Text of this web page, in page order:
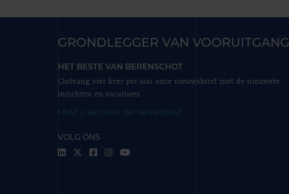
GRONDLEGGER VAN VOORUITGANG
HET BESTE VAN BERENSCHOT
Ontvang vier keer per jaar onze nieuwsbrief met de nieuwste
inzichten en vacatures.
Meld u aan voor de nieuwsbrief.
VOLG ONS